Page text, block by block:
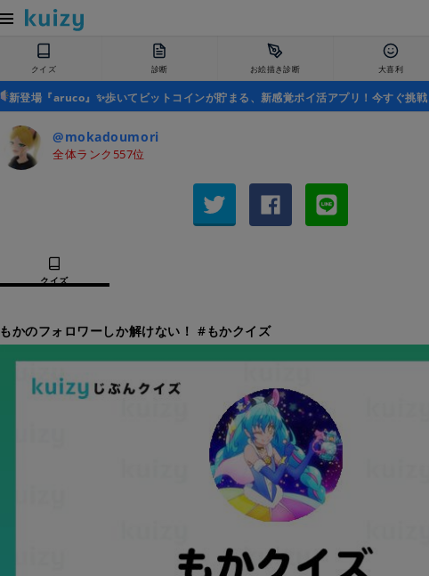
クイズ 診断 お絵描き診断 大喜利
新登場『aruco』✨歩いてビットコインが貯まる、新感覚ポイ活アプリ！今すぐ挑
@mokadoumori
全体ランク557位
クイズ
もかのフォロワーしか解けない！ #もかクイズ